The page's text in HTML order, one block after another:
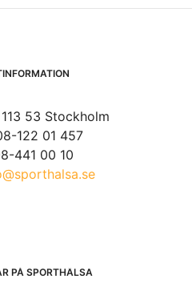
53 Stockholm
122 01 457
441 00 10
PÅ SPORTHÄLSA